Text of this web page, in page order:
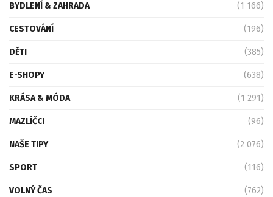
BYDLENÍ & ZAHRADA (1 166)
CESTOVÁNÍ (196)
DĚTI (385)
E-SHOPY (638)
KRÁSA & MÓDA (1 291)
MAZLÍČCI (96)
NAŠE TIPY (2 076)
SPORT (116)
VOLNÝ ČAS (762)